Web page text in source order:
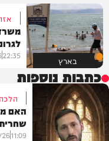
בארץ 22:35
כתבות נוספות
האם
11:09